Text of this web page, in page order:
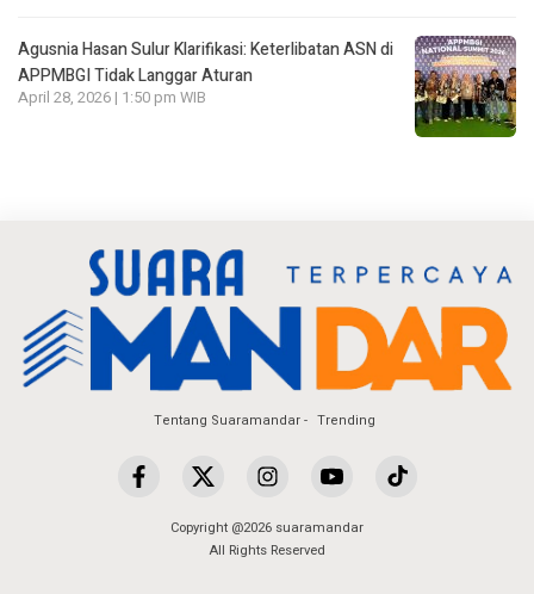
Agusnia Hasan Sulur Klarifikasi: Keterlibatan ASN di
APPMBGI Tidak Langgar Aturan
April 28, 2026 | 1:50 pm WIB
Tentang Suaramandar Trending
Copyright @2026 suaramandar
All Rights Reserved